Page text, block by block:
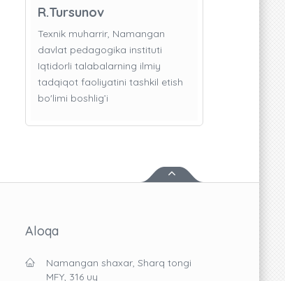
R.Tursunov
Texnik muharrir, Namangan
davlat pedagogika instituti
Iqtidorli talabalarning ilmiy
tadqiqot faoliyatini tashkil etish
bo'limi boshlig’i
Aloqa
Namangan shaxar, Sharq tongi
MFY, 316 uy